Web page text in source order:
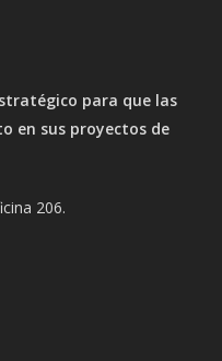
para que las
en sus proyectos de
206.